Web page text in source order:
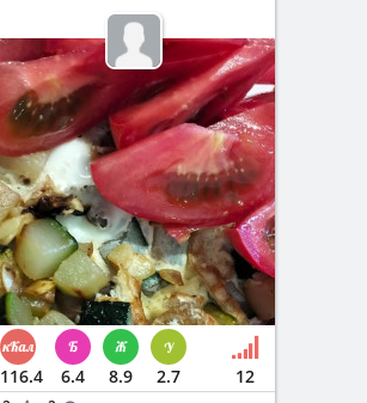
116.4 6.4 8.9 2.7 12